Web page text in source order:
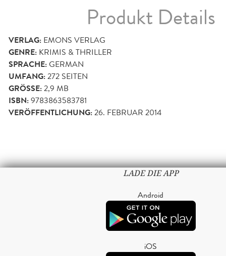
Produkt Details
VERLAG: EMONS VERLAG
GENRE: KRIMIS & THRILLER
SPRACHE:GERMAN
UMFANG:272 SEITEN
GRÖSSE: 2,9 MB
ISBN:9783863583781
VERÖFFENTLICHUNG:26. FEBRUAR 2014
LADE DIE APP
Android
iOS